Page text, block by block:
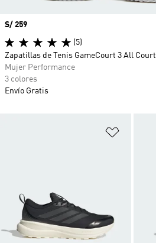
Precio
S/ 259
(5)
Zapatillas de Tenis GameCourt 3 All Court
Mujer Performance
3 colores
Envío Gratis